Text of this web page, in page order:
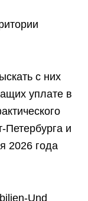
с них
уплате в
Петербурга и
2026 года
Und